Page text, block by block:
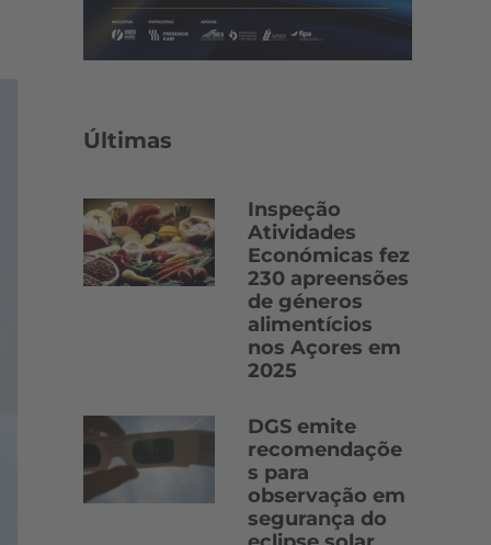
Últimas
Inspeção
Atividades
Económicas fez
230 apreensões
de géneros
alimentícios
nos Açores em
2025
DGS emite
recomendaçõe
s para
observação em
segurança do